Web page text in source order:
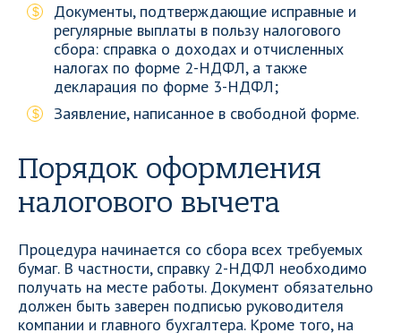
Документы, подтверждающие исправные и
регулярные выплаты в пользу налогового
сбора: справка о доходах и отчисленных
налогах по форме 2-НДФЛ, а также
декларация по форме 3-НДФЛ;
Заявление, написанное в свободной форме.
Порядок оформления
налогового вычета
Процедура начинается со сбора всех требуемых
бумаг. В частности, справку 2-НДФЛ необходимо
получать на месте работы. Документ обязательно
должен быть заверен подписью руководителя
компании и главного бухгалтера. Кроме того, на